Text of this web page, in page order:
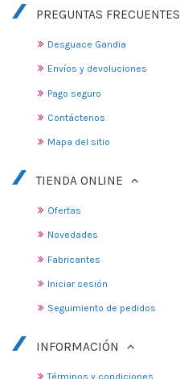
PREGUNTAS FRECUENTES
Desguace Gandia
Envíos y devoluciones
Pago seguro
Contáctenos
Mapa del sitio
TIENDA ONLINE
Ofertas
Novedades
Fabricantes
Iniciar sesión
Seguimiento de pedidos
INFORMACIÓN
Términos y condiciones